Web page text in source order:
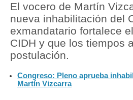
Política
Tu Dinero
Finanzas Personales
Inmobiliarias
El vocero de Martín
nueva inhabilitación del
exmandatario fortalece
CIDH y que los tiempos
postulación.
Congreso: Pleno aprueba
Martín Vizcarra